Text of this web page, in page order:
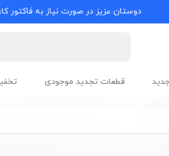
دوستان عزیز در صورت نیاز به فاکتور
قطعات تجدید موجودی